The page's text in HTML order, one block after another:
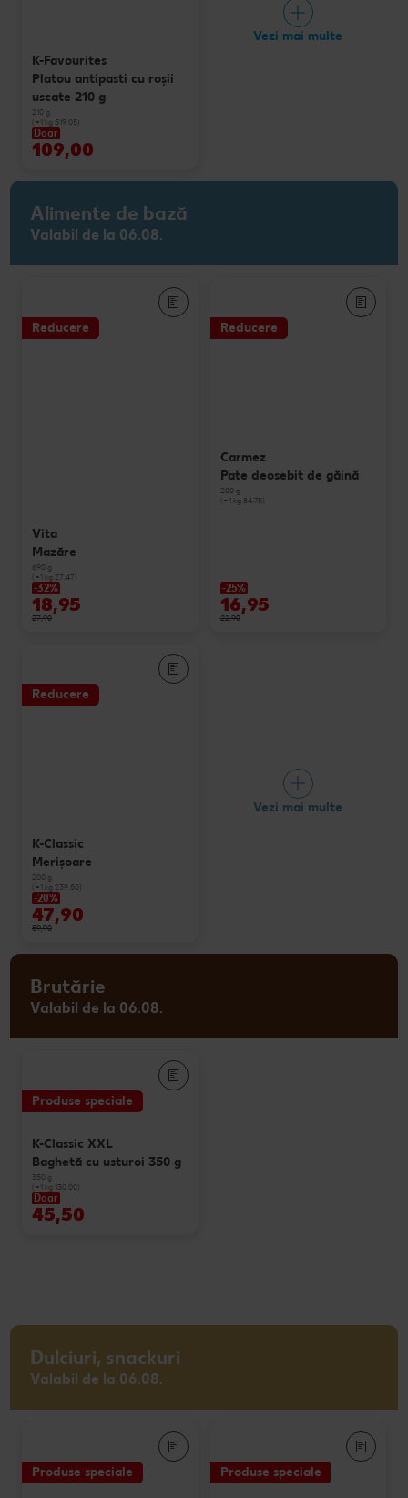
K-Favourites
Platou antipasti cu roșii
uscate 210 g
210 g
(=1 kg 519.05)
Doar
109,00
Vezi mai multe
Alimente de bază
Valabil de la 06.08.
Reducere
Vita
Mazăre
690 g
(=1 kg 27.47)
-32%
18,95
27,90
Reducere
Carmez
Pate deosebit de găină
200 g
(=1 kg 84.75)
-25%
16,95
22,90
Reducere
K-Classic
Merişoare
200 g
(=1 kg 239.50)
-20%
47,90
59,90
Vezi mai multe
Brutărie
Valabil de la 06.08.
Produse speciale
K-Classic XXL
Baghetă cu usturoi 350 g
350 g
(=1 kg 130.00)
Doar
45,50
Dulciuri, snackuri
Valabil de la 06.08.
Produse speciale Produse speciale